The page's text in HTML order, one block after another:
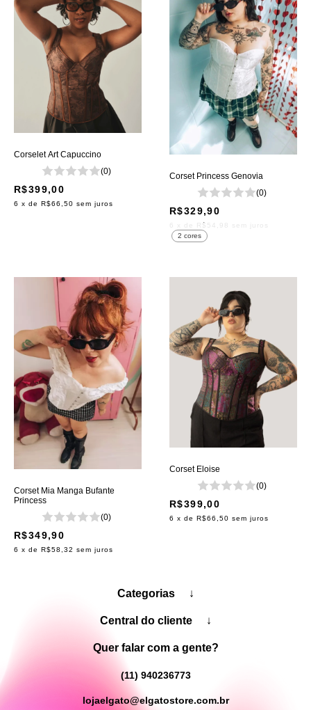
Corselet Art Capuccino
(0)
R$399,00
6 x de R$66,50 sem juros
2 cores
Corset Princess Genovia
(0)
R$329,90
x de R$54,98
Corset Mia Manga Bufante
Princess
(0)
R$349,90
6 x de R$58,32 sem juros
Corset Eloise
(0)
R$399,00
6 x de R$66,50 sem juros
Categorias ↓
Central do cliente ↓
Quer falar com a gente?
(11) 940236773
lojaelgato@elgatostore.com.br